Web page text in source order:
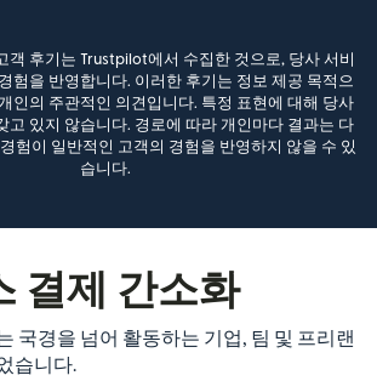
객 후기는 Trustpilot에서 수집한 것으로, 당사 서비
험을 반영합니다. 이러한 후기는 정보 제공 목적으
인의 주관적인 의견입니다. 특정 표현에 대해 당사
고 있지 않습니다. 경로에 따라 개인마다 결과는 다
험이 일반적인 고객의 경험을 반영하지 않을 수 있
습니다.
결제 간소화
국경을 넘어 활동하는 기업, 팀 및 프리랜
습니다.